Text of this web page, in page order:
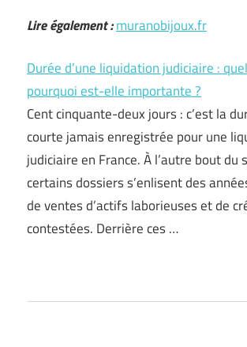
Lire également :muranobijoux.fr
Durée d’une liquidation judiciaire :
pourquoi est-elle importante ?
Cent cinquante-deux jours : c’est la
courte jamais enregistrée pour une
judiciaire en France. À l’autre bout du
certains dossiers s’enlisent des
de ventes d’actifs laborieuses et de
contestées. Derrière ces …